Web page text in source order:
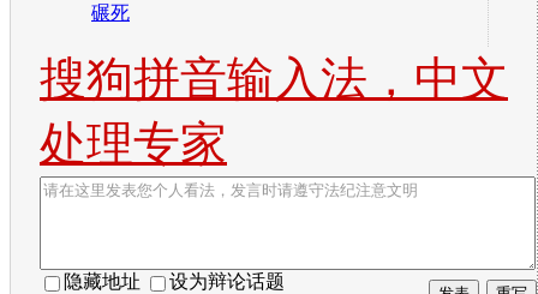
碾死
搜狗拼音输入法，中文
处理专家
隐藏地址 设为辩论话题